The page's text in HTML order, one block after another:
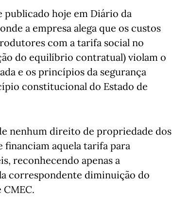
publicado hoje em Diário da
a empresa alega que os custos
com a tarifa social no
do equilíbrio contratual) violam o
e os princípios da segurança
constitucional do Estado de
nenhum direito de propriedade dos
aquela tarifa para
reconhecendo apenas a
correspondente diminuição do